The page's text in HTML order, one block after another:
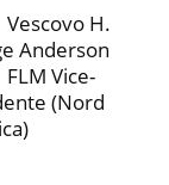
H.
Anderson
Vice-
(Nord